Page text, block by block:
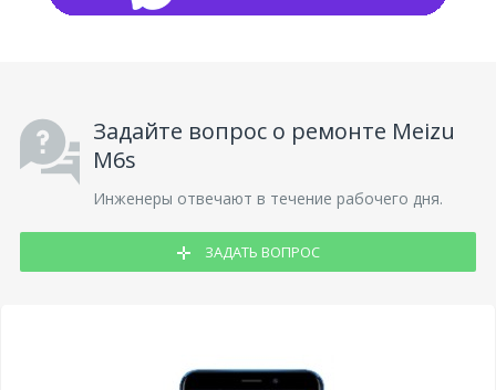
Задайте вопрос о ремонте Meizu
M6s
Инженеры отвечают в течение рабочего дня.
ЗАДАТЬ ВОПРОС